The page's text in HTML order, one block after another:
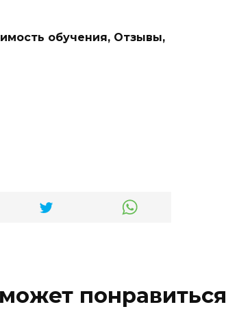
обучения, Отзывы,
понравиться